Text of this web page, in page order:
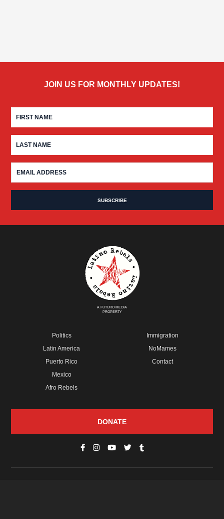
JOIN US FOR MONTHLY UPDATES!
A FUTURO MEDIA
PROPERTY
Politics
Latin America
Puerto Rico
Mexico
Afro Rebels
Immigration
NoMames
Contact
DONATE